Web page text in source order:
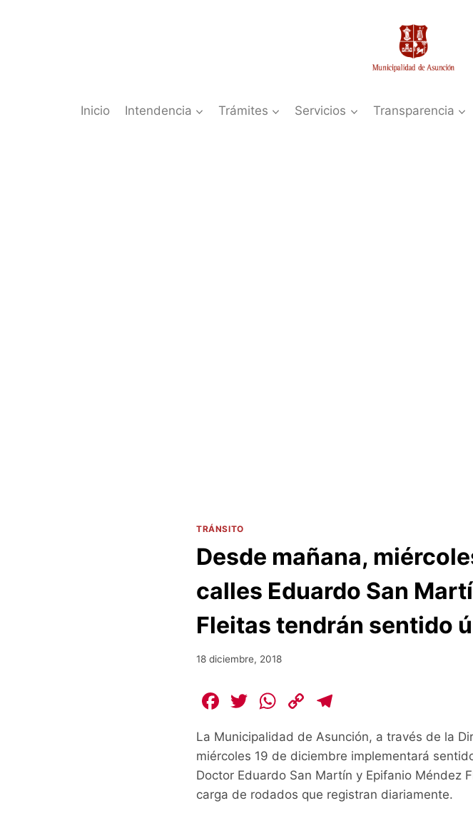
Inicio Intendencia Trámites Servicios Transparencia
TRÁNSITO
Desde mañana,
calles Eduardo San
Fleitas tendrán sentido
18 diciembre, 2018
F
c
e
b
T
itt
er
W
at
s
A
C
p
y
Li
e
gr
a
La Municipalidad de Asunción, a través de la
miércoles 19 de diciembre implementará
Doctor Eduardo San Martín y Epifanio Méndez
carga de rodados que registran diariamente.